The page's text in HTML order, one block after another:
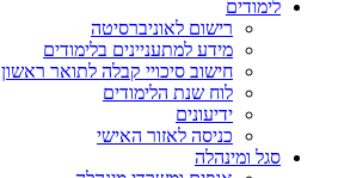
לימודים
רישום לאוניברסיטה
מידע למתעניינים בלימודים
חישוב סיכויי קבלה לתואר ראשון
לוח שנת הלימודים
ידיעונים
כניסה לאזור האישי
סגל ומינהלה